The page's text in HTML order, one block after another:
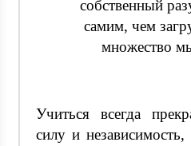
собственный
самим, чем
множество
Учиться всегда
силу и независимость,